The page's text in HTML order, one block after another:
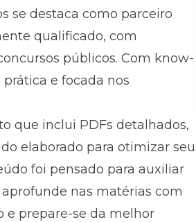
se destaca como parceiro
qualificado, com
públicos. Com know-
e focada nos
que inclui PDFs detalhados,
elaborado para otimizar seu
foi pensado para auxiliar
nas matérias com
e prepare-se da melhor